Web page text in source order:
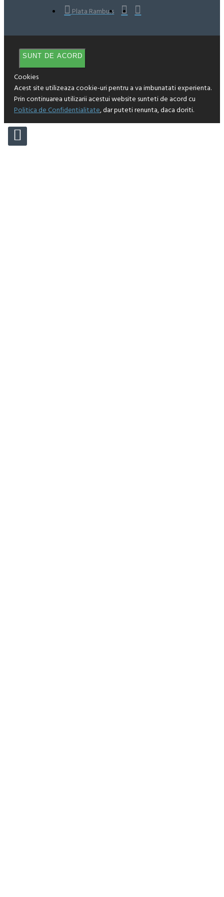
Plata Ramburs
SUNT DE ACORD
Cookies
Acest site utilizeaza cookie-uri pentru a va imbunatati experienta.
Prin continuarea utilizarii acestui website sunteti de acord cu
Politica de Confidentialitate, dar puteti renunta, daca doriti.